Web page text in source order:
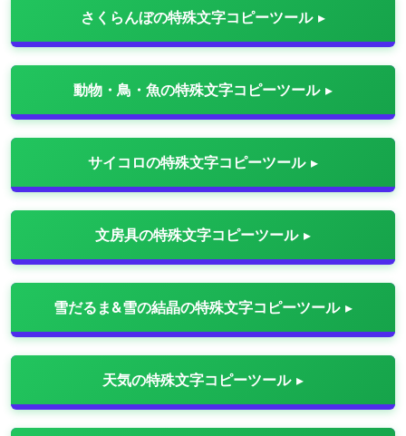
さくらんぼの特殊文字コピーツール
動物・鳥・魚の特殊文字コピーツール
サイコロの特殊文字コピーツール
文房具の特殊文字コピーツール
雪だるま&雪の結晶の特殊文字コピーツール
天気の特殊文字コピーツール